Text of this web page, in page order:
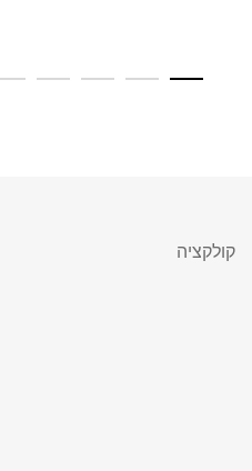
קולקציה